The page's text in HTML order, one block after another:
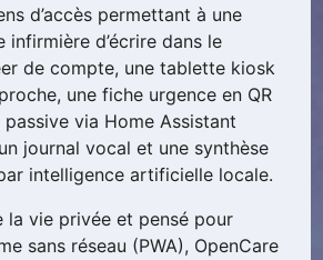
d’accès permettant à une
infirmière d’écrire dans le
de compte, une tablette kiosk
une fiche urgence en QR
via Home Assistant
journal vocal et une synthèse
intelligence artificielle locale.
la vie privée et pensé pour
sans réseau (PWA), OpenCare